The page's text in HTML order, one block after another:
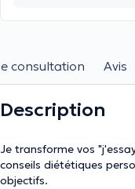
consultation Avis
Description
Je transforme vos
conseils diététiques
objectifs.